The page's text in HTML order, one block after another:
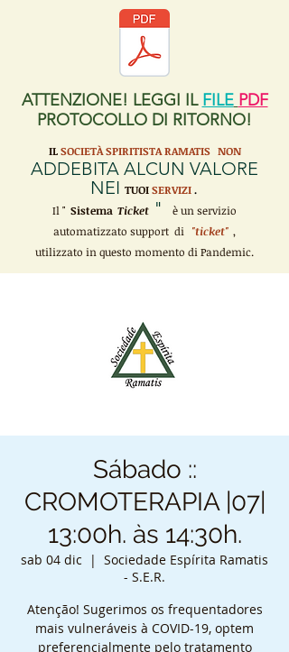
ATTENZIONE! LEGGI IL FILE PDF
PROTOCOLLO DI RITORNO!
IL SOCIETÀ SPIRITISTA RAMATIS NON
ADDEBITA ALCUN VALORE
NEI TUOI SERVIZI.
Il " Sistema Ticket "
è un servizio
automatizzato support di
"ticket" ,
utilizzato in questo momento di Pandemic.
Sábado ::
CROMOTERAPIA |07|
13:00h. às 14:30h.
sab 04 dic
  |
Sociedade Espírita Ramatis
- S.E.R.
Atenção! Sugerimos os frequentadores
mais vulneráveis à COVID-19, optem
preferencialmente pelo tratamento